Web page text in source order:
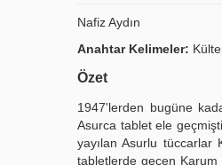
Nafiz Aydın
Anahtar Kelimeler:
Özet
1947'lerden bugüne
Asurca tablet ele
yayılan Asurlu
tabletlerde geçen Karum